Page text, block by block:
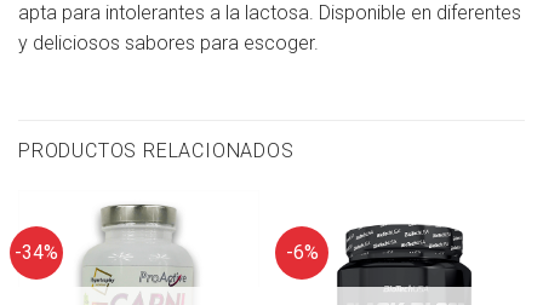
apta para intolerantes a la lactosa. Disponible en diferentes
y deliciosos sabores para escoger.
PRODUCTOS RELACIONADOS
-34% -6%